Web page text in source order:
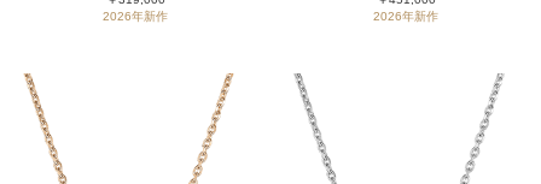
2026年新作
2026年新作